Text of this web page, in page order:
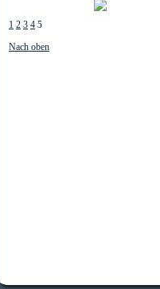
1 2 3 4 5
Nach oben